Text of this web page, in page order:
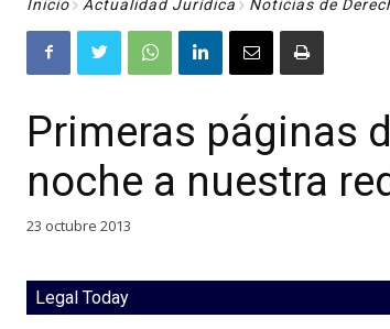
Inicio Actualidad Jurídica Noticias de
Primeras páginas
noche a nuestra
23 octubre 2013
Legal Today